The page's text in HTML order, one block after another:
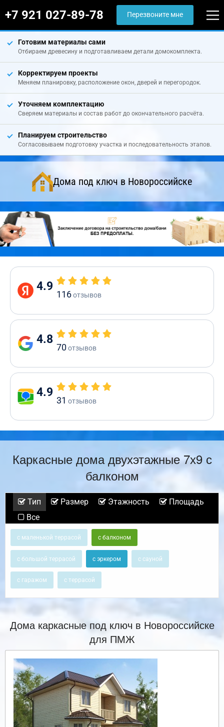
+7 921 027-89-78 Перезвоните мне
Готовим материалы сами
Отбираем древесину и подготавливаем детали домокомплекта.
Корректируем проекты
Меняем планировку, расположение окон, дверей и перегородок.
Уточняем комплектацию
Сверяем материалы и состав работ до окончательного расчёта.
Планируем строительство
Согласовываем подготовку участка и последовательность этапов.
Дома под ключ в Новороссийске
4.9
116отзывов
4.8
70отзывов
4.9
31 отзывов
Каркасные дома двухэтажные 7х9 с
балконом
Тип Размер Этажность
Площадь
Все
с маленькой террасой с балконом
с большой террасой с эркером с сауной
с гаражом с террасой
Дома каркасные под ключ в Новороссийске
для ПМЖ